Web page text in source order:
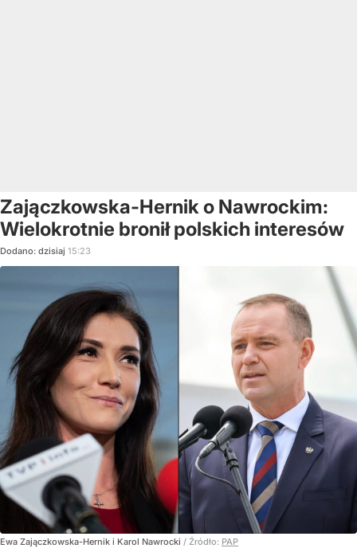
Zajączkowska-Hernik o Nawrockim:
Wielokrotnie bronił polskich interesów
Dodano: dzisiaj 15:23
Ewa Zajączkowska-Hernik i Karol Nawrocki / Źródło: PAP